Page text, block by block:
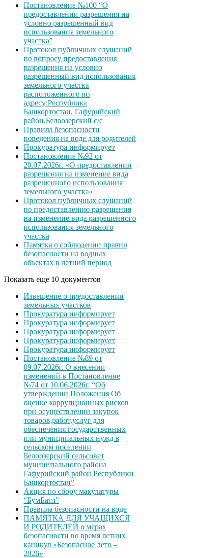
Постановление №100 “О
предоставлении разрешения на
условно разрешенный вид
использования земельного
участка”
Протокол публичных слушаний
по вопросу предоставления
разрешения на условно
разрешенный вид использования
земельного участка
расположенного по
адресу:Республика
Башкортостан, Гафурийский
район,Белоозерский с/с
Правила безопасности
поведения на воде для родителей
Прокуратура информирует
Постановление №92 от
20.07.2026г. «О предоставлении
разрешения на изменение вида
разрешенного использования
земельного участка»
Протокол публичных слушаний
по предоставлению разрешения
на изменение вида разрешенного
использования земельного
участка
Памятка о соблюдении правил
безопасности на водных
объектах в летний период
Показать еще 10 документов
Извещение о предоставлении
земельных участков
Прокуратура информирует
Прокуратура информирует
Прокуратура информирует
Прокуратура информирует
Прокуратура информирует
Постановление №89 от
09.07.2026г. О внесении
изменений в Постановление
№74 от 10.06.2026г. “Об
утверждении Положения Об
оценке коррупционных рисков
при осуществлении закупок
товаров,работ,услуг для
обеспечения государственных
или муниципальных нужд в
сельском поселении
Белоозерский сельсовет
муниципального района
Гафурийский район Республики
Башкортостан”
Акция по сбору макулатуры
“БумБатл”
Правила безопасности на воде
ПАМЯТКА ДЛЯ УЧАЩИХСЯ
И РОДИТЕЛЕЙ о мерах
безопасности во время летних
каникул «Безопасное лето –
2026»